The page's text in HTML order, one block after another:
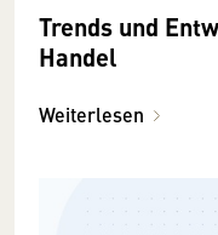
Trends und
Handel
Weiterlesen